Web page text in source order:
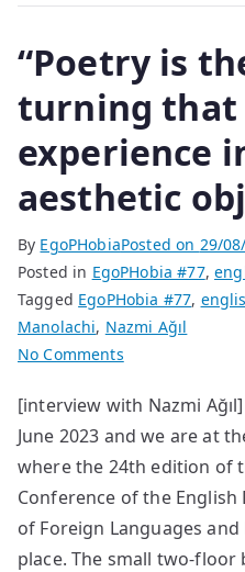
“Poetry is
turning that
experience
aesthetic
By EgoPHobiaPosted on 29/
Posted in EgoPHobia #77,
Tagged EgoPHobia #77,
Manolachi, Nazmi Ağıl
No Commentson
is
the
process
of
that
[interview with Nazmi
June 2023 and we are at
where the 24th edition of
Conference of the
of Foreign Languages
place. The small two-